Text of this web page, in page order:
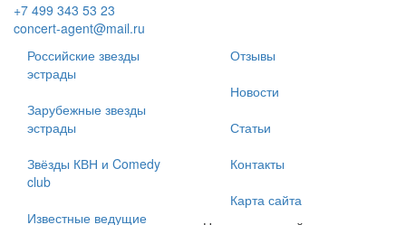
+7 499 343 53 23
concert-agent@mail.ru
Российские звезды
эстрады
Зарубежные звезды
эстрады
Звёзды КВН и Comedy
club
Известные ведущие
Отзывы
Новости
Статьи
Контакты
Карта сайта